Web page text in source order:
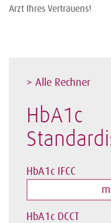
Arzt Ihres Vertrauens!
> Alle Rechner
HbA1c
HbA1c IFCC
HbA1c DCCT